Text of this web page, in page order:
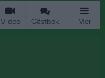
Video Gästbok Mer